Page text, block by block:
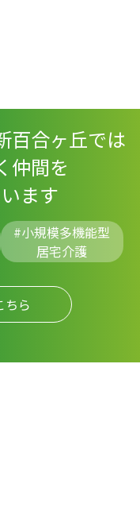
百合ヶ丘では
仲間を
ます
#小規模多機能型
居宅介護
ちら